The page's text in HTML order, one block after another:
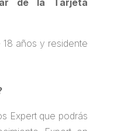
años y residente
Expert que podrás